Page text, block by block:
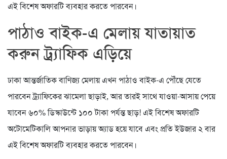
এই বিশেষ অফারটি ব্যবহার করতে পারবেন।
পাঠাও বাইক-এ মেলায় যাতায়াত
করুন ট্র্যাফিক এড়িয়ে
ঢাকা আন্তর্জাতিক বাণিজ্য মেলায় এখন পাঠাও বাইক-এ পৌঁছে যেতে
পারবেন ট্র্যাফিকের ঝামেলা ছাড়াই, আর তারই সাথে যাওয়া-আসায় পেয়ে
যাবেন ৬০% ডিস্কাউন্টে ১০০ টাকা পর্যন্ত ছাড়! এই বিশেষ অফারটি
অটোমেটিকালি আপনার ভাড়ায় অ্যাড হয়ে যাবে এবং প্রতি ইউজার ২ বার
এই বিশেষ অফারটি ব্যবহার করতে পারবেন।